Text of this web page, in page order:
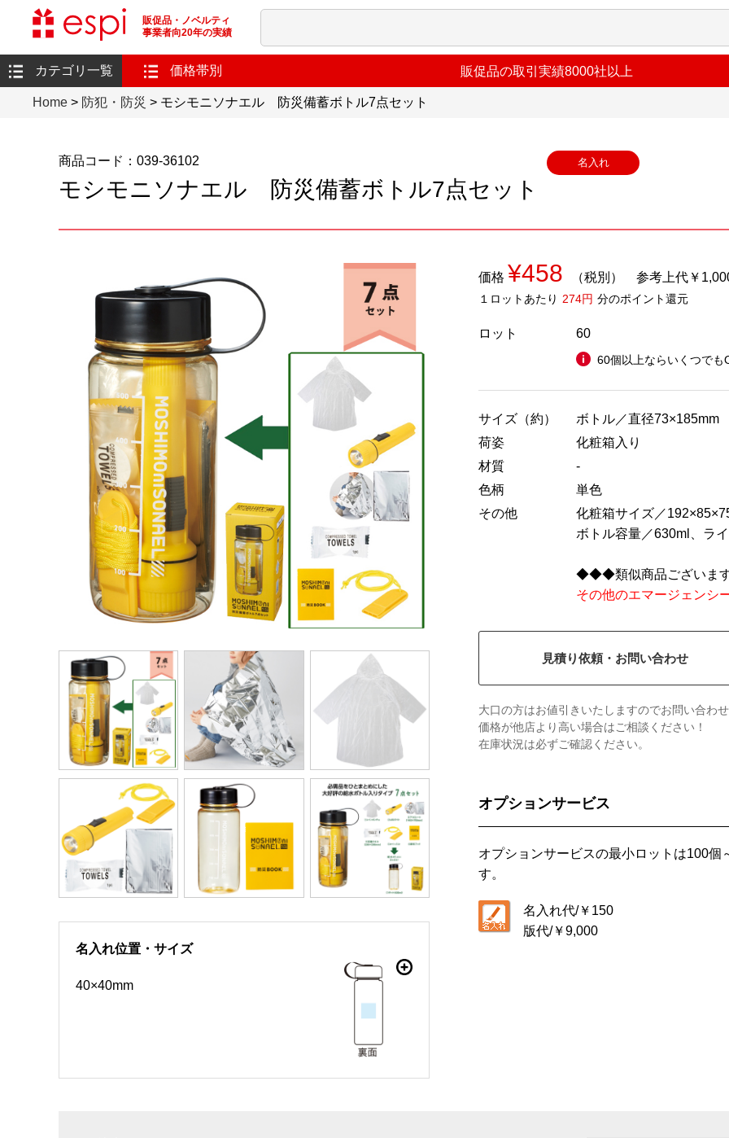
販促品・ノベルティ
事業者向20年の実績
カテゴリ一覧 価格帯別 販促品の取引実績8000社以上
Home > 防犯・防災 > モシモニソナエル 防災備蓄ボトル7点セット
商品コード：039-36102
モシモニソナエル 防災備蓄ボトル7点セット
名入れ
名入れ位置・サイズ
40×40mm
価格 ¥458 （税別） 参考上代￥
１ロットあたり 274円 分のポイント還元
ロット 60
60個以上ならいくつでも
サイズ（約）
ボトル／直径73×185mm
荷姿
化粧箱入り
材質
-
色柄
単色
その他
化粧箱サイズ／
ボトル容量／630ml、ラ
◆◆◆類似商品ござい
その他のエマージェンシ
見積り依頼・お問い合わせ
大口の方はお値引きいたしますのでお問い合わ
価格が他店より高い場合はご相談ください！
在庫状況は必ずご確認ください。
オプションサービス
オプションサービスの最小ロットは100個
す。
名入れ代/￥150
版代/￥9,000